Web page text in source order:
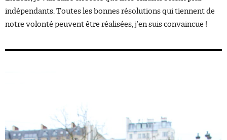
indépendants. Toutes les bonnes résolutions qui tiennent de
notre volonté peuvent être réalisées, j’en suis convaincue !